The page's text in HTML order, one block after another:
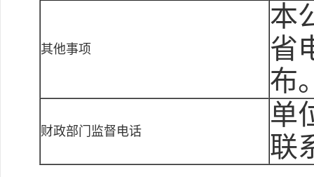
其他事项
本
省
布
财政部门监督电话
单
联